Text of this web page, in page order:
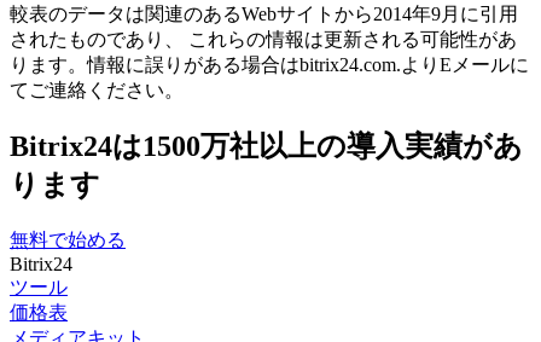
較表のデータは関連のあるWebサイトから2014年9月に引用
されたものであり、 これらの情報は更新される可能性があ
ります。情報に誤りがある場合はbitrix24.com.よりEメールに
てご連絡ください。
Bitrix24は1500万社以上の導入実績があ
ります
無料で始める
Bitrix24
ツール
価格表